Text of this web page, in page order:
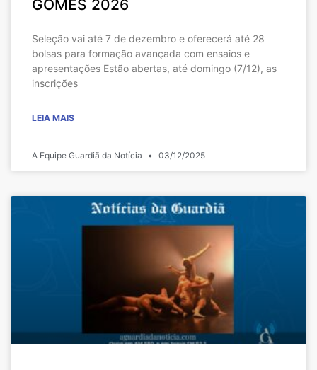
GOMES 2026
Seleção vai até 7 de dezembro e oferecerá até 28
bolsas para formação avançada com ensaios e
apresentações Estão abertas, até domingo (7/12), as
inscrições
LEIA MAIS
A Equipe Guardiã da Notícia 03/12/2025